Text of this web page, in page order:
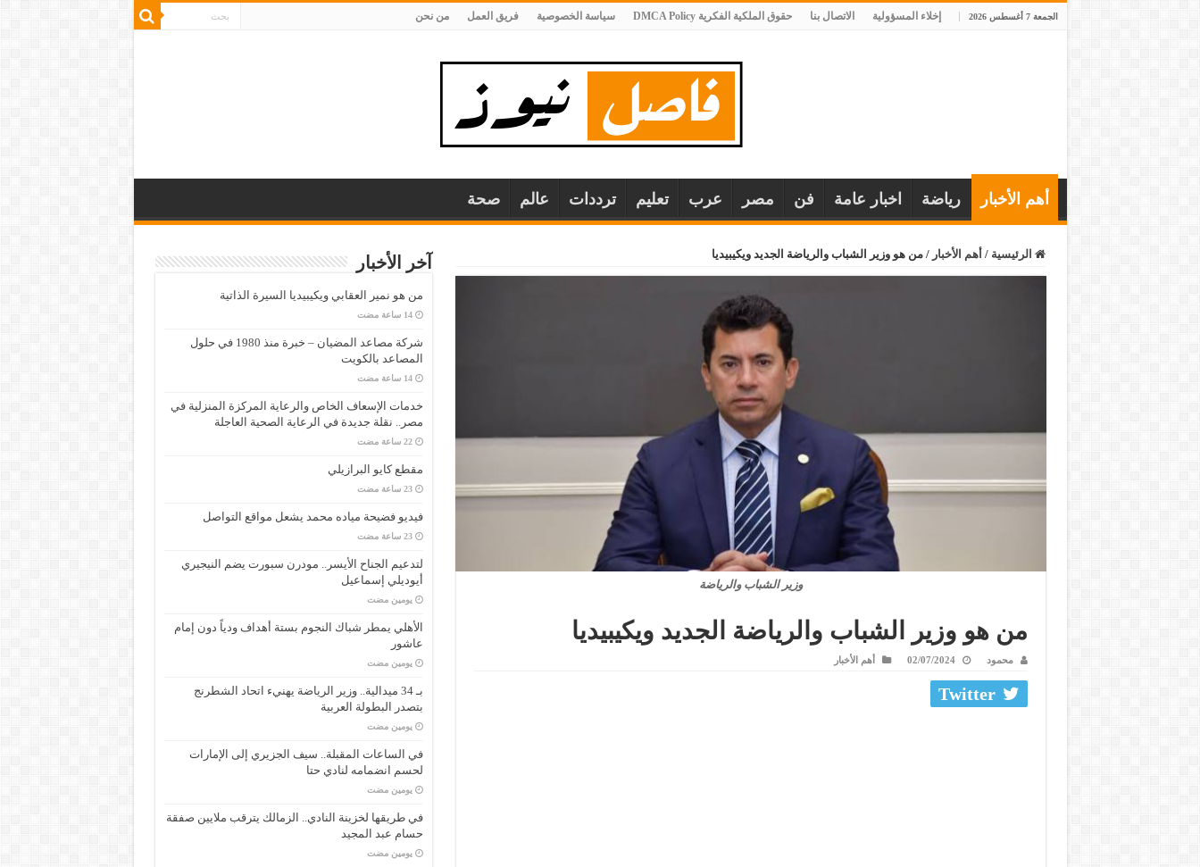
الجمعة 7 أغسطس 2026 إخلاء المسؤولية الاتصال بنا حقوق الملكية الفكرية DMCA Policy سياسة الخصوصية فريق العمل من نحن
أهم الأخبار رياضة اخبار عامة فن مصر عرب تعليم ترددات عالم صحة
الرئيسية / أهم الأخبار / من هو وزير الشباب والرياضة الجديد ويكيبيديا
وزير الشباب والرياضة
من هو وزير الشباب والرياضة الجديد ويكيبيديا
محمود 02/07/2024 أهم الأخبار
Twitter
آخر الأخبار
من هو نمير العقابي ويكيبيديا السيرة الذاتية
‏14 ساعة مضت
شركة مصاعد المضيان – خبرة منذ 1980 في حلول
المصاعد بالكويت
‏14 ساعة مضت
خدمات الإسعاف الخاص والرعاية المركزة المنزلية في
مصر.. نقلة جديدة في الرعاية الصحية العاجلة
‏22 ساعة مضت
مقطع كايو البرازيلي
‏23 ساعة مضت
فيديو فضيحة مياده محمد يشعل مواقع التواصل
‏23 ساعة مضت
لتدعيم الجناح الأيسر.. مودرن سبورت يضم النيجيري
أيوديلي إسماعيل
‏يومين مضت
الأهلي يمطر شباك النجوم بستة أهداف ودياً دون إمام
عاشور
‏يومين مضت
بـ 34 ميدالية.. وزير الرياضة يهنيء اتحاد الشطرنج
بتصدر البطولة العربية
‏يومين مضت
في الساعات المقبلة.. سيف الجزيري إلى الإمارات
لحسم انضمامه لنادي حتا
‏يومين مضت
في طريقها لخزينة النادي.. الزمالك يترقب ملايين صفقة
حسام عبد المجيد
‏يومين مضت